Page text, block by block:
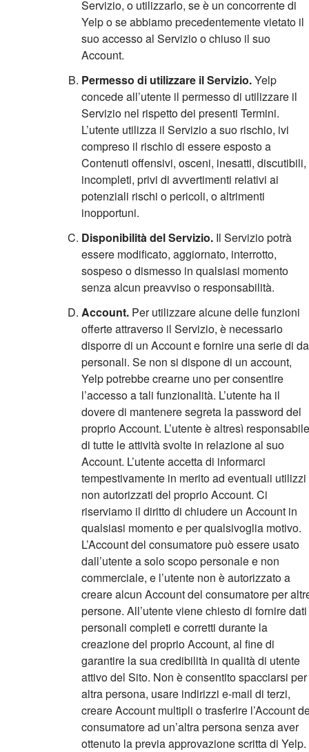
Servizio, o utilizzarlo, se è un concorrente di
Yelp o se abbiamo precedentemente vietato il
suo accesso al Servizio o chiuso il suo
Account.
Permesso di utilizzare il Servizio.Yelp
concede all’utente il permesso di utilizzare il
Servizio nel rispetto dei presenti Termini.
L’utente utilizza il Servizio a suo rischio, ivi
compreso il rischio di essere esposto a
Contenuti offensivi, osceni, inesatti, discutibili,
incompleti, privi di avvertimenti relativi ai
potenziali rischi o pericoli, o altrimenti
inopportuni.
Disponibilità del Servizio. Il Servizio potrà
essere modificato, aggiornato, interrotto,
sospeso o dismesso in qualsiasi momento
senza alcun preavviso o responsabilità.
Account. Per utilizzare alcune delle funzioni
offerte attraverso il Servizio, è necessario
disporre di un Account e fornire una serie di
personali. Se non si dispone di un account,
Yelp potrebbe crearne uno per consentire
l’accesso a tali funzionalità. L’utente ha il
dovere di mantenere segreta la password del
proprio Account. L’utente è altresì responsabile
di tutte le attività svolte in relazione al suo
Account. L’utente accetta di informarci
tempestivamente in merito ad eventuali utilizzi
non autorizzati del proprio Account. Ci
riserviamo il diritto di chiudere un Account in
qualsiasi momento e per qualsivoglia motivo.
L’Account del consumatore può essere usato
dall’utente a solo scopo personale e non
commerciale, e l’utente non è autorizzato a
creare alcun Account del consumatore per
persone. All’utente viene chiesto di fornire dati
personali completi e corretti durante la
creazione del proprio Account, al fine di
garantire la sua credibilità in qualità di utente
attivo del Sito. Non è consentito spacciarsi per
altra persona, usare indirizzi e-mail di terzi,
creare Account multipli o trasferire l’Account
consumatore ad un’altra persona senza aver
ottenuto la previa approvazione scritta di Yelp.